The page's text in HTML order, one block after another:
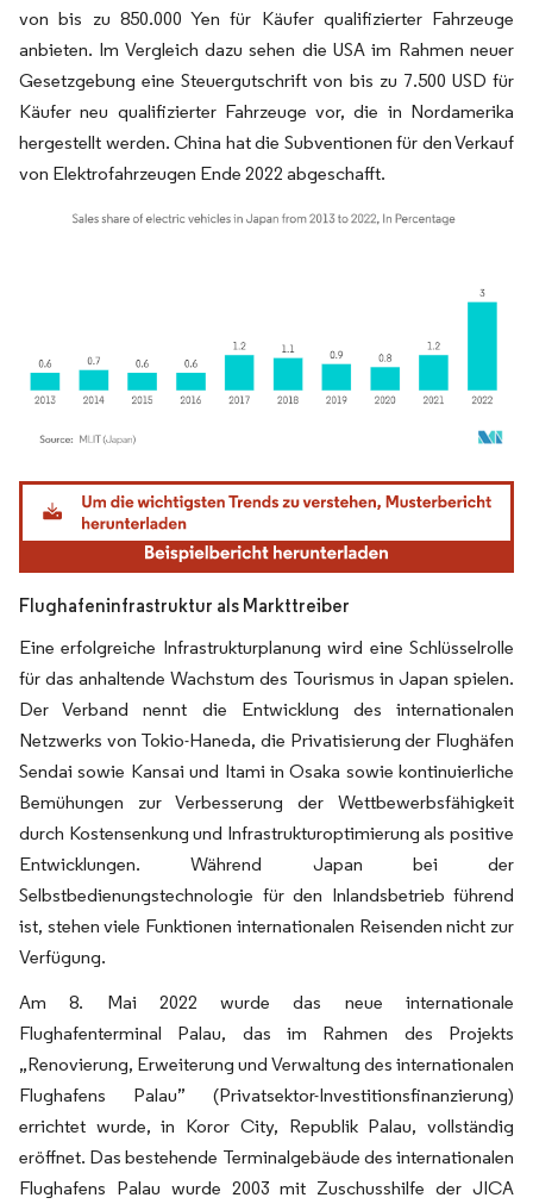
von bis zu 850.000 Yen für Käufer qualifizierter Fahrzeuge
anbieten. Im Vergleich dazu sehen die USA im Rahmen neuer
Gesetzgebung eine Steuergutschrift von bis zu 7.500 USD für
Käufer neu qualifizierter Fahrzeuge vor, die in Nordamerika
hergestellt werden. China hat die Subventionen für den Verkauf
von Elektrofahrzeugen Ende 2022 abgeschafft.
Bild © Mordor Intelligence. Wiederverwendung erfordert Namensnennung gemäß
Flughafeninfrastruktur als Markttreiber
Eine erfolgreiche Infrastrukturplanung wird eine Schlüsselrolle
für das anhaltende Wachstum des Tourismus in Japan spielen.
Der Verband nennt die Entwicklung des internationalen
Netzwerks von Tokio-Haneda, die Privatisierung der Flughäfen
Sendai sowie Kansai und Itami in Osaka sowie kontinuierliche
Bemühungen zur Verbesserung der Wettbewerbsfähigkeit
durch Kostensenkung und Infrastrukturoptimierung als positive
Entwicklungen. Während Japan bei der
Selbstbedienungstechnologie für den Inlandsbetrieb führend
ist, stehen viele Funktionen internationalen Reisenden nicht zur
Verfügung.
Am 8. Mai 2022 wurde das neue internationale
Flughafenterminal Palau, das im Rahmen des Projekts
„Renovierung, Erweiterung und Verwaltung des internationalen
Flughafens Palau” (Privatsektor-Investitionsfinanzierung)
errichtet wurde, in Koror City, Republik Palau, vollständig
eröffnet. Das bestehende Terminalgebäude des internationalen
Flughafens Palau wurde 2003 mit Zuschusshilfe der JICA